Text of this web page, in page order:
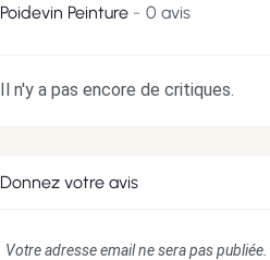
Poidevin Peinture 0 avis
Il n'y a pas encore de critiques.
Donnez votre avis
Votre adresse email ne sera pas publiée.